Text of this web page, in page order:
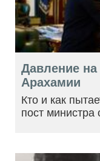
Давление на
Арахамии
Кто и как
пост министра